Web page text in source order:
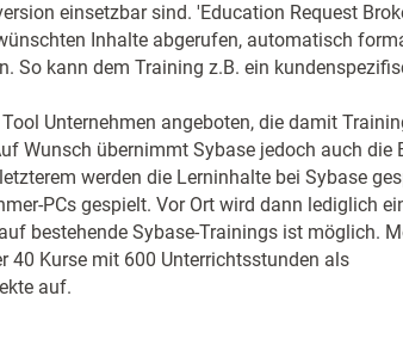
einsetzbar sind. 'Education Request
Inhalte abgerufen, automatisch
So kann dem Training z.B. ein
Unternehmen angeboten, die damit
Wunsch übernimmt Sybase jedoch auch die
werden die Lerninhalte bei Sybase
PCs gespielt. Vor Ort wird dann lediglich
bestehende Sybase-Trainings ist möglich.
40 Kurse mit 600 Unterrichtsstunden als
auf.